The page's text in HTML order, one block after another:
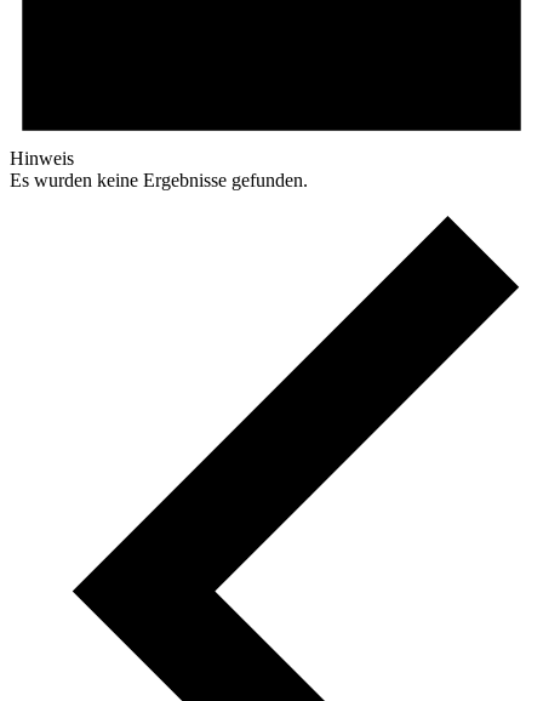
Hinweis
Es wurden keine Ergebnisse gefunden.